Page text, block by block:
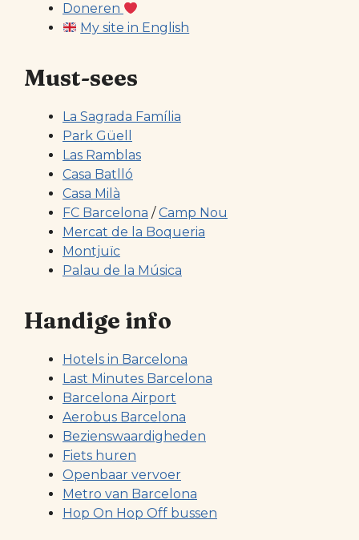
Doneren
My site in English
Must-sees
La Sagrada Família
Park Güell
Las Ramblas
Casa Batlló
Casa Milà
FC Barcelona /Camp Nou
Mercat de la Boqueria
Montjuïc
Palau de la Música
Handige info
Hotels in Barcelona
Last Minutes Barcelona
Barcelona Airport
Aerobus Barcelona
Bezienswaardigheden
Fiets huren
Openbaar vervoer
Metro van Barcelona
Hop On Hop Off bussen